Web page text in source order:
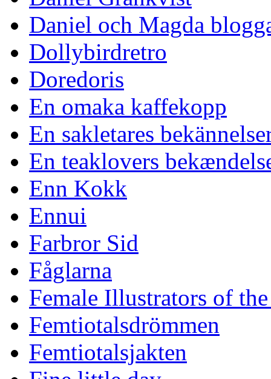
Daniel och Magda
Dollybirdretro
Doredoris
En omaka kaffekopp
En sakletares
En teaklovers
Enn Kokk
Ennui
Farbror Sid
Fåglarna
Female Illustrators of
Femtiotalsdrömmen
Femtiotalsjakten